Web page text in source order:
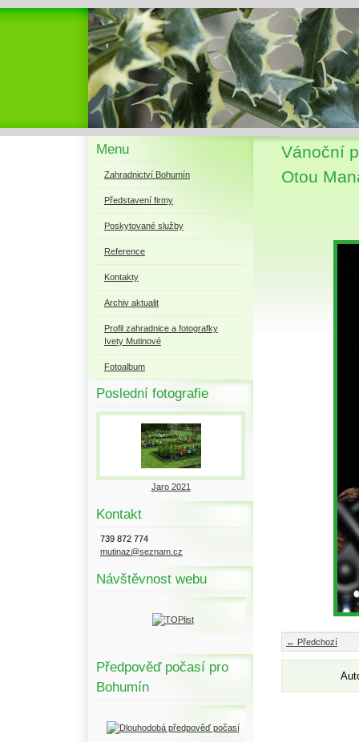
Menu
Zahradnictví Bohumín
Představení firmy
Poskytované služby
Reference
Kontakty
Archiv aktualit
Profil zahradnice a fotografky
Ivety Mutinové
Fotoalbum
Poslední fotografie
Jaro 2021
Kontakt
739 872 774
mutinaz@seznam.cz
Návštěvnost webu
Předpověď počasí pro
Bohumín
Vánoční
Otou
← Předchozí